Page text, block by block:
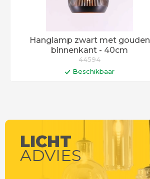
Hanglamp zwart met gouden
binnenkant - 40cm
44594
Beschikbaar
LICHT
ADVIES